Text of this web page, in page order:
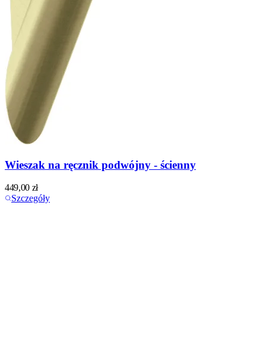
Wieszak na ręcznik podwójny - ścienny
449,00 zł
Szczegóły